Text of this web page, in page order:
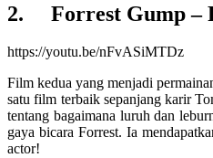
2. Forrest Gump –
https://youtu.be/nFvASiMTDz
Film kedua yang menjadi
satu film terbaik sepanjang karir
tentang bagaimana luruh dan
gaya bicara Forrest. Ia
actor!